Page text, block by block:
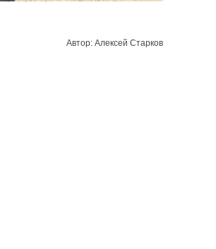
Автор: Алексей Старков